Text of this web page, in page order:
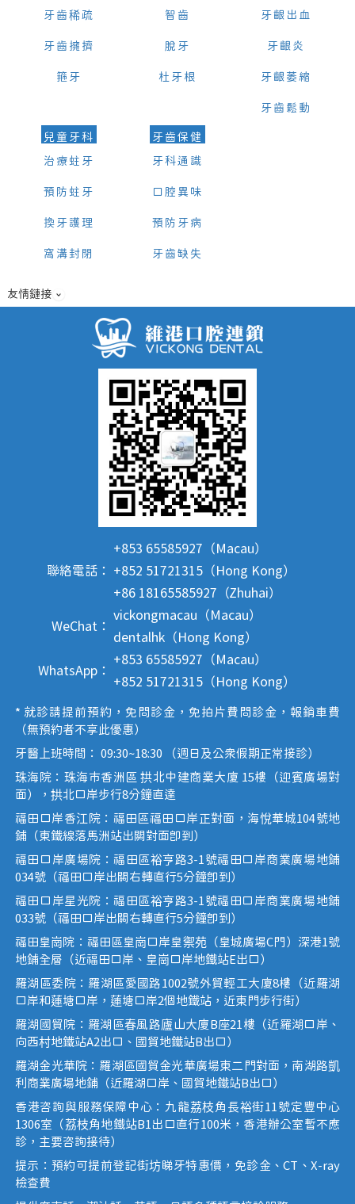
牙齒稀疏
牙齒擁擠
箍牙
智齒
脫牙
杜牙根
牙齦出血
牙齦炎
牙齦萎縮
牙齒鬆動
兒童牙科
治療蛀牙
預防蛀牙
換牙護理
窩溝封閉
牙齒保健
牙科通識
口腔異味
預防牙病
牙齒缺失
友情鏈接
聯絡電話：
+853 65585927（Macau）
+852 51721315（Hong Kong）
+86 18165585927（Zhuhai）
WeChat：
vickongmacau（Macau）
dentalhk（Hong Kong）
WhatsApp：
+853 65585927（Macau）
+852 51721315（Hong Kong）
* 就診請提前預約，免問診金，免拍片費問診金，報銷車費
（無預約者不享此優惠）
牙醫上班時間： 09:30~18:30 （週日及公眾假期正常接診）
珠海院：珠海市香洲區 拱北中建商業大廈 15樓（迎賓廣場對
面），拱北口岸步行8分鐘直達
福田口岸香江院：福田區福田口岸正對面，海悅華城104號地
鋪（東鐵線落馬洲站出關對面即到）
福田口岸廣場院：福田區裕亨路3-1號福田口岸商業廣場地鋪
034號（福田口岸出關右轉直行5分鐘即到）
福田口岸星光院：福田區裕亨路3-1號福田口岸商業廣場地鋪
033號（福田口岸出關右轉直行5分鐘即到）
福田皇崗院：福田區皇崗口岸皇禦苑（皇城廣場C門）深港1號
地鋪全層（近福田口岸、皇崗口岸地鐵站E出口）
羅湖區委院：羅湖區愛國路1002號外貿輕工大廈8樓（近羅湖
口岸和蓮塘口岸，蓮塘口岸2個地鐵站，近東門步行街）
羅湖國貿院：羅湖區春風路廬山大廈B座21樓（近羅湖口岸、
向西村地鐵站A2出口、國貿地鐵站B出口）
羅湖金光華院：羅湖區國貿金光華廣場東二門對面，南湖路凱
利商業廣場地鋪（近羅湖口岸、國貿地鐵站B出口）
香港咨詢與服務保障中心：九龍荔枝角長裕街11號定豐中心
1306室（荔枝角地鐵站B1出口直行100米，香港辦公室暫不應
診，主要咨詢接待）
提示：預約可提前登記街坊睇牙特惠價，免診金、CT、X-ray
檢查費